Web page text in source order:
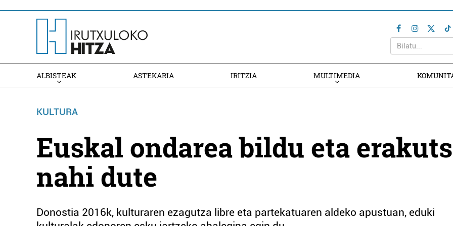
ALBISTEAK ASTEKARIA IRITZIA MULTIMEDIA
KULTURA
Euskal ondarea bildu eta
nahi dute
Donostia 2016k, kulturaren ezagutza libre eta partekatuaren aldeko apustuan, eduki